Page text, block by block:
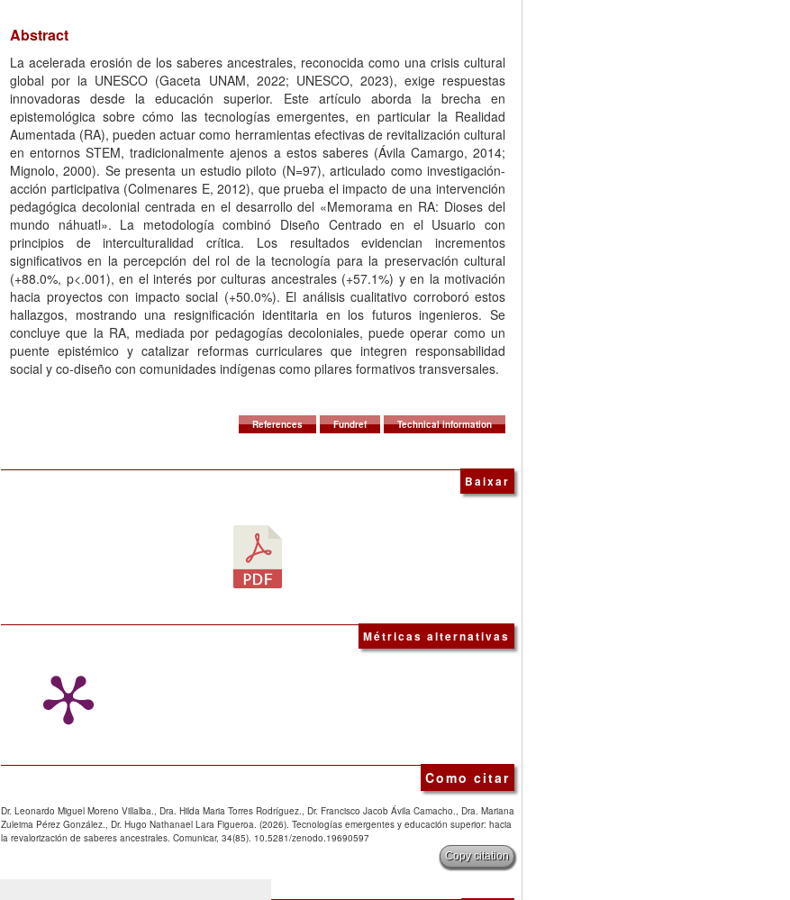
Abstract
La acelerada erosión de los saberes ancestrales, reconocida como una crisis cultural
global por la UNESCO (Gaceta UNAM, 2022; UNESCO, 2023), exige respuestas
innovadoras desde la educación superior. Este artículo aborda la brecha en
epistemológica sobre cómo las tecnologías emergentes, en particular la Realidad
Aumentada (RA), pueden actuar como herramientas efectivas de revitalización cultural
en entornos STEM, tradicionalmente ajenos a estos saberes (Ávila Camargo, 2014;
Mignolo, 2000). Se presenta un estudio piloto (N=97), articulado como investigación-
acción participativa (Colmenares E, 2012), que prueba el impacto de una intervención
pedagógica decolonial centrada en el desarrollo del «Memorama en RA: Dioses del
mundo náhuatl». La metodología combinó Diseño Centrado en el Usuario con
principios de interculturalidad crítica. Los resultados evidencian incrementos
significativos en la percepción del rol de la tecnología para la preservación cultural
(+88.0%, p<.001), en el interés por culturas ancestrales (+57.1%) y en la motivación
hacia proyectos con impacto social (+50.0%). El análisis cualitativo corroboró estos
hallazgos, mostrando una resignificación identitaria en los futuros ingenieros. Se
concluye que la RA, mediada por pedagogías decoloniales, puede operar como un
puente epistémico y catalizar reformas curriculares que integren responsabilidad
social y co-diseño con comunidades indígenas como pilares formativos transversales.
References Fundref Technical information
Baixar
Métricas alternativas
Como citar
Dr. Leonardo Miguel Moreno Villalba., Dra. Hilda Maria Torres Rodríguez., Dr. Francisco Jacob Ávila Camacho., Dra. Mariana
Zuleima Pérez González., Dr. Hugo Nathanael Lara Figueroa. (2026). Tecnologías emergentes y educación superior: hacia
la revalorización de saberes ancestrales. Comunicar, 34(85). 10.5281/zenodo.19690597
Copy citation